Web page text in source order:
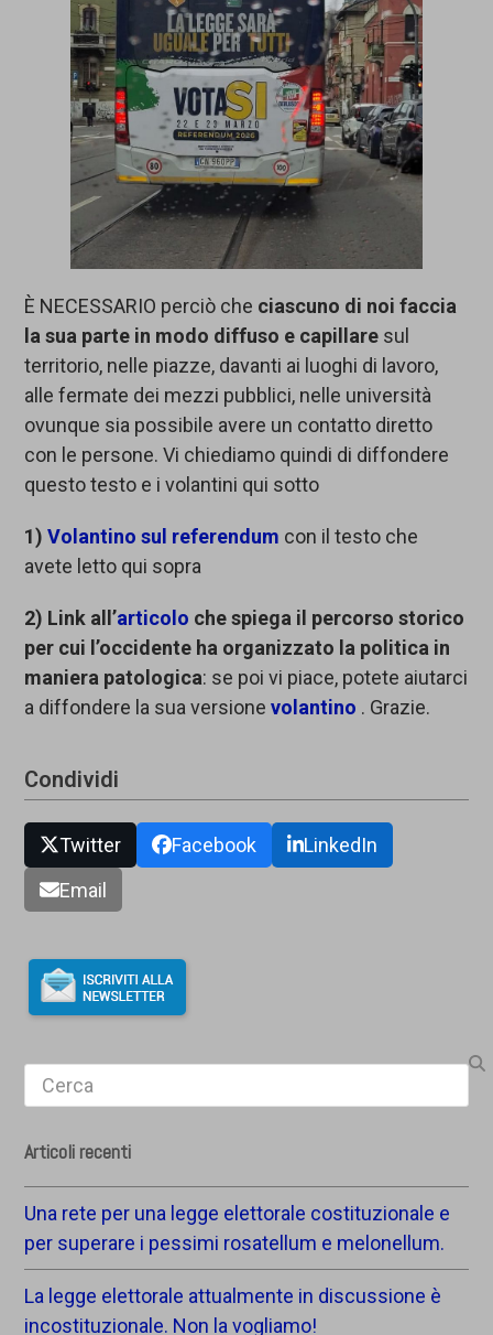
È NECESSARIO perciò che ciascuno di noi faccia
la sua parte in modo diffuso e capillare sul
territorio, nelle piazze, davanti ai luoghi di lavoro,
alle fermate dei mezzi pubblici, nelle università
ovunque sia possibile avere un contatto diretto
con le persone. Vi chiediamo quindi di diffondere
questo testo e i volantini qui sotto
1) Volantino sul referendum con il testo che
avete letto qui sopra
2) Link all’articolo che spiega il percorso storico
per cui l’occidente ha organizzato la politica in
maniera patologica: se poi vi piace, potete aiutarci
a diffondere la sua versionevolantino . Grazie.
Condividi
Twitter Facebook
LinkedIn
Email
Search
Articoli recenti
Una rete per una legge elettorale costituzionale e
per superare i pessimi rosatellum e melonellum.
La legge elettorale attualmente in discussione è
incostituzionale. Non la vogliamo!